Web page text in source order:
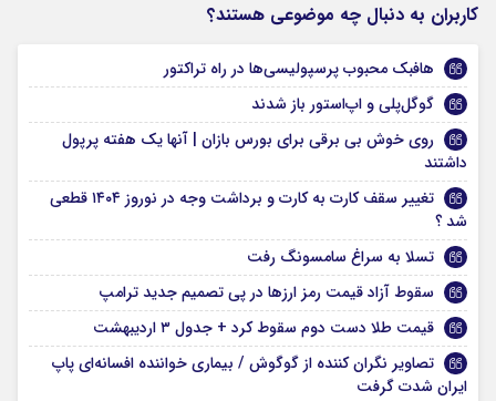
کاربران به دنبال چه موضوعی هستند؟
هافبک محبوب پرسپولیسی‌ها در راه تراکتور
گوگل‌پلی و اپ‌استور باز شدند
روی خوش بی برقی برای بورس بازان | آنها یک هفته پرپول
داشتند
تغییر سقف کارت به کارت و برداشت وجه در نوروز ۱۴۰۴ قطعی
شد ؟
تسلا به سراغ سامسونگ رفت
سقوط آزاد قیمت رمز ارزها در پی تصمیم جدید ترامپ
قیمت طلا دست دوم سقوط کرد + جدول ۳ اردیبهشت
تصاویر نگران کننده از گوگوش / بیماری خواننده افسانه‌ای پاپ
ایران شدت گرفت